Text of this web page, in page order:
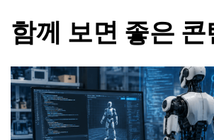
함께 보면 좋은 콘